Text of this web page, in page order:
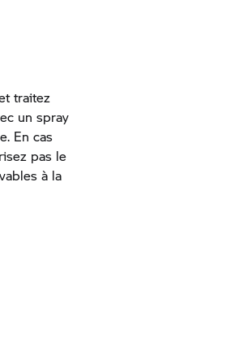
traitez
un spray
En cas
pas le
à la